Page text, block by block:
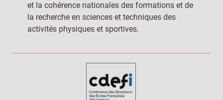
et la cohérence nationales des formations et de
la recherche en sciences et techniques des
activités physiques et sportives.